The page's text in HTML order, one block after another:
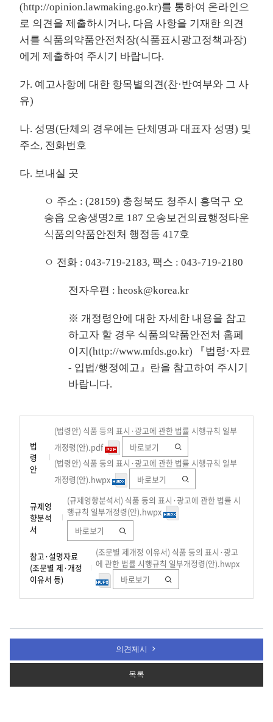
(http://opinion.lawmaking.go.kr)를 통하여 온라인으
로 의견을 제출하시거나, 다음 사항을 기재한 의견
서를 식품의약품안전처장(식품표시광고정책과장)
에게 제출하여 주시기 바랍니다.
가. 예고사항에 대한 항목별의견(찬·반여부와 그 사
유)
나. 성명(단체의 경우에는 단체명과 대표자 성명) 및
주소, 전화번호
다. 보내실 곳
ㅇ 주소 : (28159) 충청북도 청주시 흥덕구 오
송읍 오송생명2로 187 오송보건의료행정타운
식품의약품안전처 행정동 417호
ㅇ 전화 : 043-719-2183, 팩스 : 043-719-2180
전자우편 : heosk@korea.kr
※ 개정령안에 대한 자세한 내용을 참고
하고자 할 경우 식품의약품안전처 홈페
이지(http://www.mfds.go.kr) 『법령·자료
- 입법/행정예고』란을 참고하여 주시기
바랍니다.
법
령
안
(법령안) 식품 등의 표시·광고에 관한 법률 시행규칙 일부
개정령(안).pdf
바로보기
(법령안) 식품 등의 표시·광고에 관한 법률 시행규칙 일부
개정령(안).hwpx
바로보기
규제영
향분석
서
(규제영향분석서) 식품 등의 표시·광고에 관한 법률 시
행규칙 일부개정령(안).hwpx
바로보기
참고·설명자료
(조문별 제·개정
이유서 등)
(조문별 제개정 이유서) 식품 등의 표시·광고
에 관한 법률 시행규칙 일부개정령(안).hwpx
바로보기
의견제시
목록